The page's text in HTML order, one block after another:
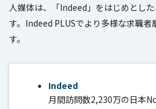
人媒体は、「Indeed」をはじめとし
す。Indeed PLUSでより多様な求職者
す。
Indeed
月間訪問数2,230万の日本